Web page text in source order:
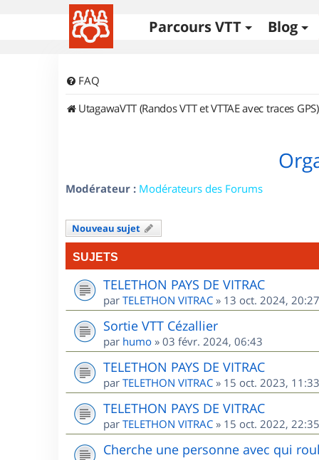
Parcours VTT Blog
FAQ
UtagawaVTT (Randos VTT et VTTAE avec traces GPS)
Modérateur : Modérateurs des Forums
Nouveau sujet
SUJETS
TELETHON PAYS DE VITRAC
par TELETHON VITRAC » 13 oct. 2024, 20:27
Sortie VTT Cézallier
par humo » 03 févr. 2024, 06:43
TELETHON PAYS DE VITRAC
par TELETHON VITRAC » 15 oct. 2023, 11:33
TELETHON PAYS DE VITRAC
par TELETHON VITRAC » 15 oct. 2022, 22:35
Cherche une personne avec qui